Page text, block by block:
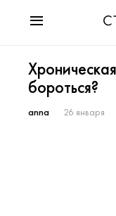
Мода
Звезды
Гороскопы
бороться?
anna 26 января